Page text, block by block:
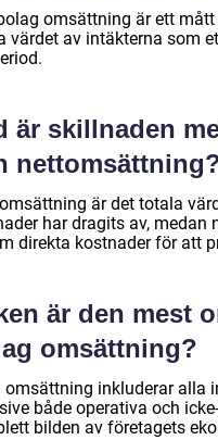
omsättning är ett
värdet av intäkterna som
är skillnaden
är det totala
har dragits av,
direkta kostnader för att
är den mest
omsättning?
omsättning inkluderar alla
både operativa och
bilden av företagets